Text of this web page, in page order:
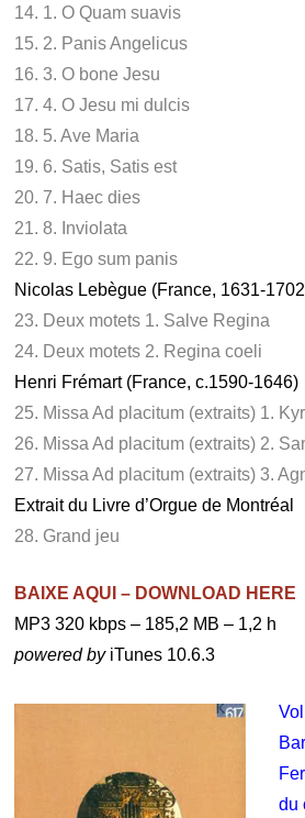
14. 1. O Quam suavis
15. 2. Panis Angelicus
16. 3. O bone Jesu
17. 4. O Jesu mi dulcis
18. 5. Ave Maria
19. 6. Satis, Satis est
20. 7. Haec dies
21. 8. Inviolata
22. 9. Ego sum panis
Nicolas Lebègue (France, 1631-
23. Deux motets 1. Salve Regina
24. Deux motets 2. Regina coeli
Henri Frémart (France, c.1590-1646)
25. Missa Ad placitum (extraits) 1.
26. Missa Ad placitum (extraits) 2.
27. Missa Ad placitum (extraits) 3.
Extrait du Livre d’Orgue de Montréal
28. Grand jeu
BAIXE AQUI – DOWNLOAD HERE
MP3 320 kbps – 185,2 MB – 1,2 h
powered byiTunes 10.6.3
du